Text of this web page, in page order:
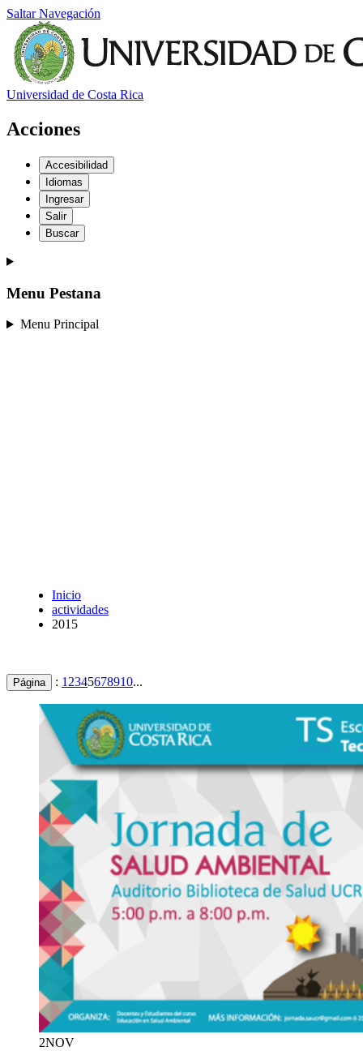
Saltar Navegación
Universidad de Costa Rica
Acciones
Accesibilidad
Idiomas
Ingresar
Salir
Buscar
Menu Pestana
Menu Principal
Inicio
actividades
2015
Página : 1 2345678910...
2NOV